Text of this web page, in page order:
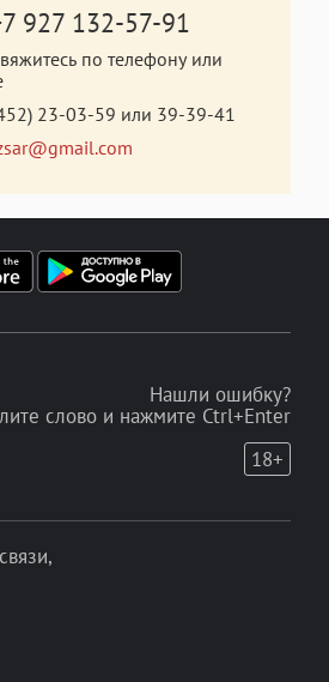
927 132-57-91
по телефону или
23-03-59 или 39-39-41
Нашли ошибку?
слово и нажмите Ctrl+Enter
18+